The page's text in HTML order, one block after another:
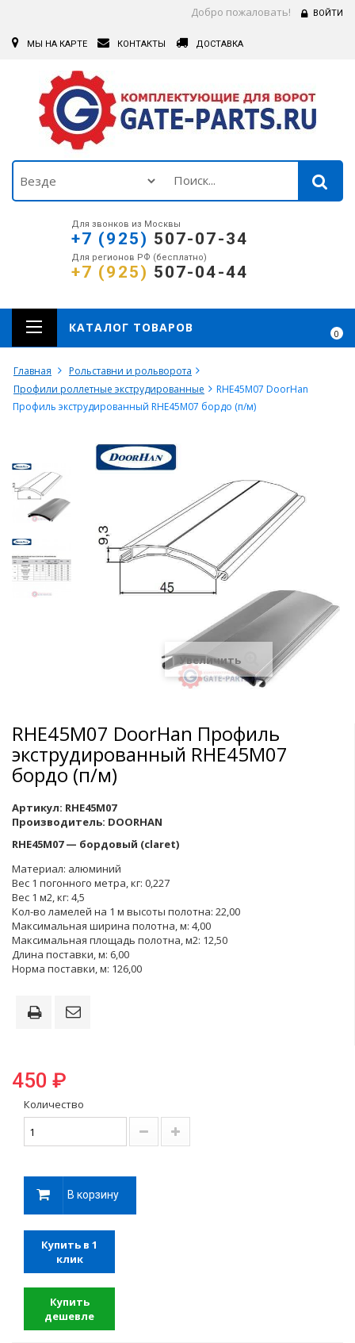
Добро пожаловать! ВОЙТИ
МЫ НА КАРТЕ КОНТАКТЫ ДОСТАВКА
Для звонков из Москвы
+7 (925) 507-07-34
Для регионов РФ (бесплатно)
+7 (925) 507-04-44
0
КАТАЛОГ ТОВАРОВ
Главная
Рольставни и рольворота
Профили роллетные экструдированные
RHE45M07 DoorHan
Профиль экструдированный RHE45M07 бордо (п/м)
Увеличить
RHE45M07 DoorHan Профиль
экструдированный RHE45M07
бордо (п/м)
Артикул: RHE45M07
Производитель: DOORHAN
RHE45М07 — бордовый (claret)
Материал: алюминий
Вес 1 погонного метра, кг: 0,227
Вес 1 м2, кг: 4,5
Кол-во ламелей на 1 м высоты полотна: 22,00
Максимальная ширина полотна, м: 4,00
Максимальная площадь полотна, м2: 12,50
Длина поставки, м: 6,00
Норма поставки, м: 126,00
450 ₽
Количество
В корзину
Купить в 1
клик
Купить
дешевле